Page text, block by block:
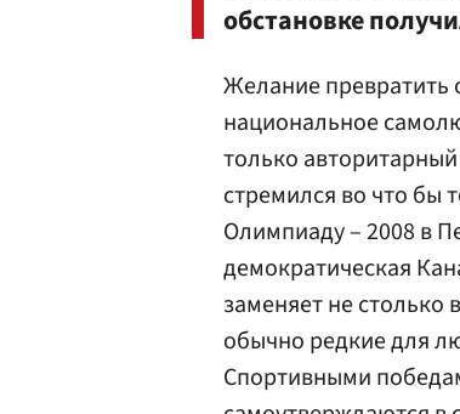
обстановке
Желание превратить
национальное
только
стремился во что бы
Олимпиаду – 2008 в
демократическая
заменяет не столько
обычно редкие для
Спортивными